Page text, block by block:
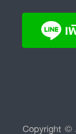
Copyright ©